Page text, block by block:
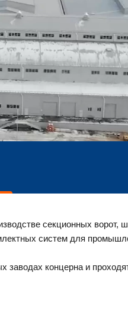
секционных ворот,
систем для
заводах концерна и